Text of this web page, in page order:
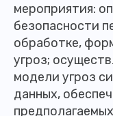
мероприятия:
безопасности
обработке,
угроз;
модели угроз
данных,